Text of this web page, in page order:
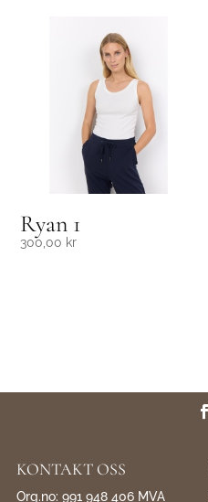
Ryan 1
300,00 kr
KONTAKT OSS
Org.no: 991 948 406 MVA